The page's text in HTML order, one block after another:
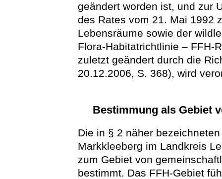
geändert worden ist, und zur
des Rates vom 21. Mai 1992
Lebensräume sowie der
Flora-Habitatrichtlinie – FFH-
zuletzt geändert durch die
20.12.2006, S. 368), wird
Bestimmung als Gebiet
Die in § 2 näher
Markkleeberg im Landkreis
zum Gebiet von
bestimmt. Das FFH-Gebiet